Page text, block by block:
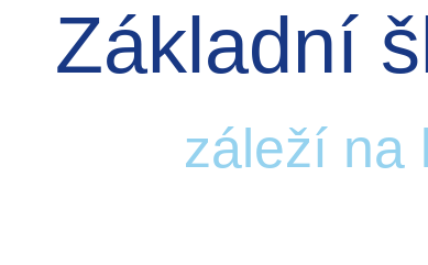
Základní
záleží na